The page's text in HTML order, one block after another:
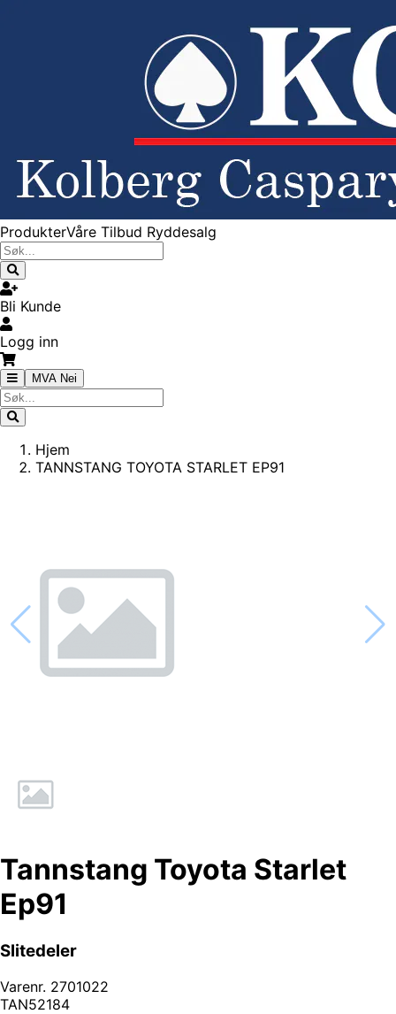
ProdukterVåre Tilbud Ryddesalg
Bli Kunde
Logg inn
MVA Nei
Hjem
TANNSTANG TOYOTA STARLET EP91
Tannstang Toyota Starlet
Ep91
Slitedeler
Varenr. 2701022
TAN52184